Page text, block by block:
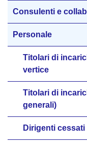
Consulenti e
Personale
Titolari di
vertice
Titolari di
generali)
Dirigenti cessati